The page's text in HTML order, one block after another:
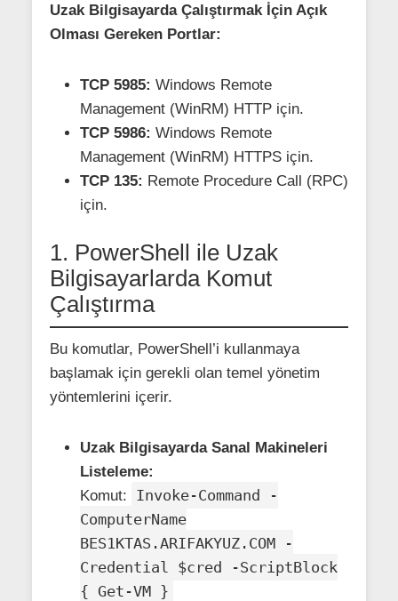
Uzak Bilgisayarda Çalıştırmak İçin Açık
Olması Gereken Portlar:
TCP 5985: Windows Remote
Management (WinRM) HTTP için.
TCP 5986: Windows Remote
Management (WinRM) HTTPS için.
TCP 135: Remote Procedure Call (RPC)
için.
1. PowerShell ile Uzak
Bilgisayarlarda Komut
Çalıştırma
Bu komutlar, PowerShell’i kullanmaya
başlamak için gerekli olan temel yönetim
yöntemlerini içerir.
Uzak Bilgisayarda Sanal Makineleri
Listeleme:
Komut:
Invoke-Command -
ComputerName
BES1KTAS.ARIFAKYUZ.COM -
Credential $cred -ScriptBlock
{ Get-VM }